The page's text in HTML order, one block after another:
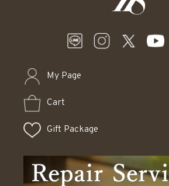
My Page
Cart
Gift Package